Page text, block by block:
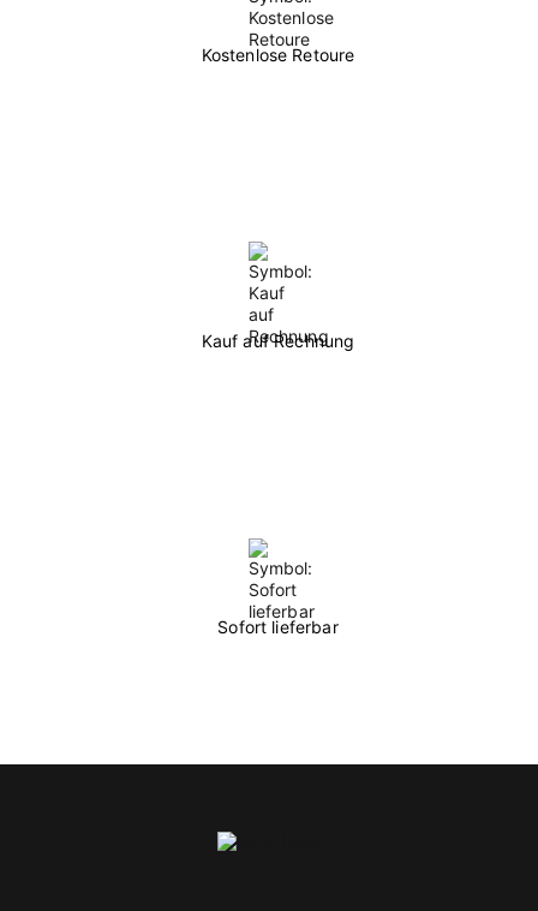
Kostenlose Retoure
Kauf auf Rechnung
Sofort lieferbar